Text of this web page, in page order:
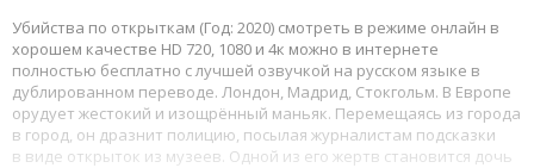
Убийства по открыткам (Год: 2020) смотреть в режиме онлайн в
хорошем качестве HD 720, 1080 и 4к можно в интернете
полностью бесплатно с лучшей озвучкой на русском языке в
дублированном переводе. Лондон, Мадрид, Стокгольм. В Европе
орудует жестокий и изощрённый маньяк. Перемещаясь из города
в город, он дразнит полицию, посылая журналистам подсказки
в виде открыток из музеев. Одной из его жертв становится дочь